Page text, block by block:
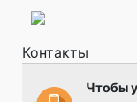
Контакты
Чтобы